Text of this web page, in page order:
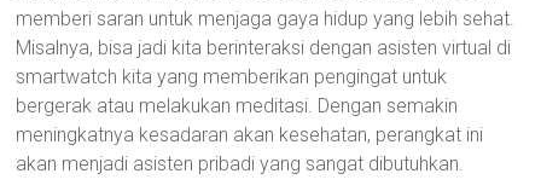
memberi saran untuk menjaga gaya hidup yang lebih sehat.
Misalnya, bisa jadi kita berinteraksi dengan asisten virtual di
smartwatch kita yang memberikan pengingat untuk
bergerak atau melakukan meditasi. Dengan semakin
meningkatnya kesadaran akan kesehatan, perangkat ini
akan menjadi asisten pribadi yang sangat dibutuhkan.